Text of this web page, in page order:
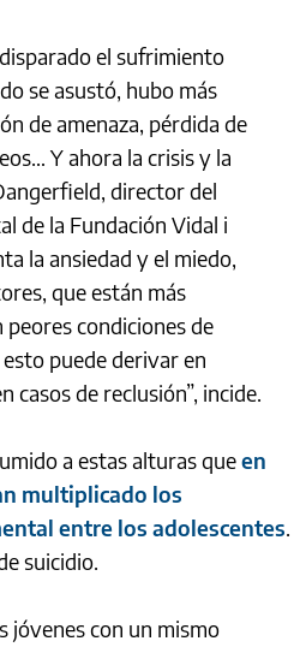
el sufrimiento
se asustó, hubo más
de amenaza, pérdida de
Y ahora la crisis y la
director del
de la Fundación Vidal i
la ansiedad y el miedo,
que están más
condiciones de
puede derivar en
casos de reclusión”, incide.
a estas alturas queen
multiplicado los
entre los adolescentes.
suicidio.
jóvenes con un mismo